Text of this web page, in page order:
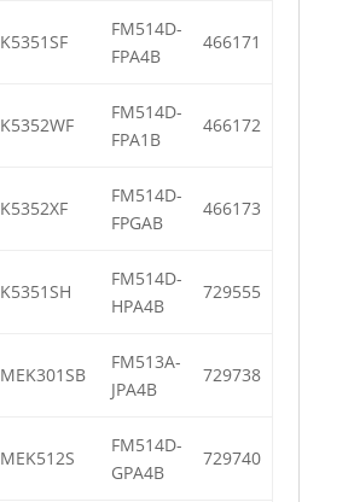
K5351SF
FM514D-
FPA4B
466171
K5352WF
FM514D-
FPA1B
466172
K5352XF
FM514D-
FPGAB
466173
K5351SH
FM514D-
HPA4B
729555
MEK301SB
FM513A-
JPA4B
729738
MEK512S
FM514D-
GPA4B
729740